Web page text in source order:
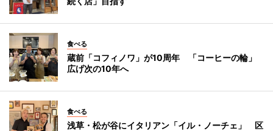
食べる
蔵前「コフィノワ」が10周年 「コーヒーの輪」
広げ次の10年へ
食べる
浅草・松が谷にイタリアン「イル・ノーチェ」 区